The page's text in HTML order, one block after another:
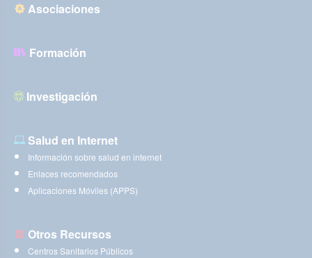
Asociaciones
Formación
Investigación
Salud en Internet
Información sobre salud en internet
Enlaces recomendados
Aplicaciones Móviles (APPS)
Otros Recursos
Centros Sanitarios Públicos